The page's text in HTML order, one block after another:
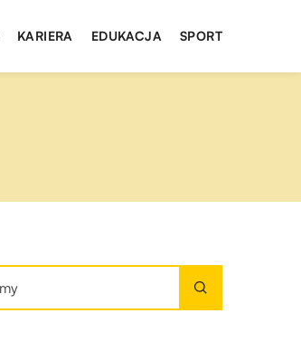
KARIERA EDUKACJA SPORT